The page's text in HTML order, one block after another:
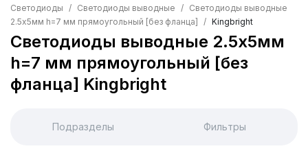
Светодиоды
Светодиоды выводные
Светодиоды выводные
2.5х5мм h=7 мм прямоугольный [без фланца]
Kingbright
Светодиоды выводные 2.5х5мм
h=7 мм прямоугольный [без
фланца] Kingbright
Подразделы Фильтры